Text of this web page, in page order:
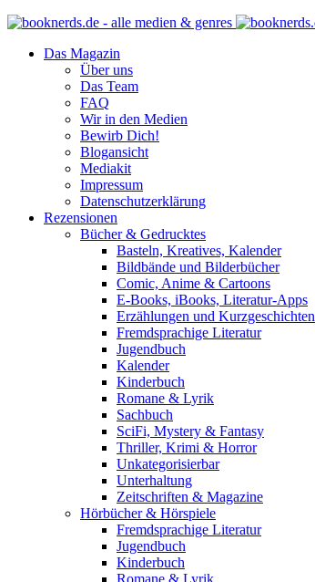
Das Magazin
Über uns
Das Team
FAQ
Wir in den Medien
Bewirb Dich!
Blogansicht
Mediakit
Impressum
Datenschutzerklärung
Rezensionen
Bücher & Gedrucktes
Basteln, Kreatives, Kalender
Bildbände und Bilderbücher
Comic, Anime & Cartoons
E-Books, iBooks, Literatur-Apps
Erzählungen und Kurzgeschichten
Fremdsprachige Literatur
Jugendbuch
Kalender
Kinderbuch
Romane & Lyrik
Sachbuch
SciFi, Mystery & Fantasy
Thriller, Krimi & Horror
Unkategorisierbar
Unterhaltung
Zeitschriften & Magazine
Hörbücher & Hörspiele
Fremdsprachige Literatur
Jugendbuch
Kinderbuch
Romane & Lyrik